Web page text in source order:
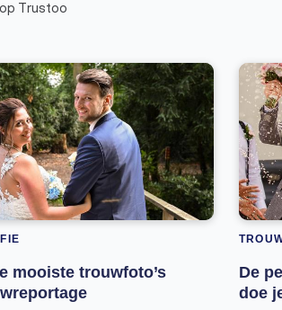
Trustoo
mooiste trouwfoto’s
De
doe